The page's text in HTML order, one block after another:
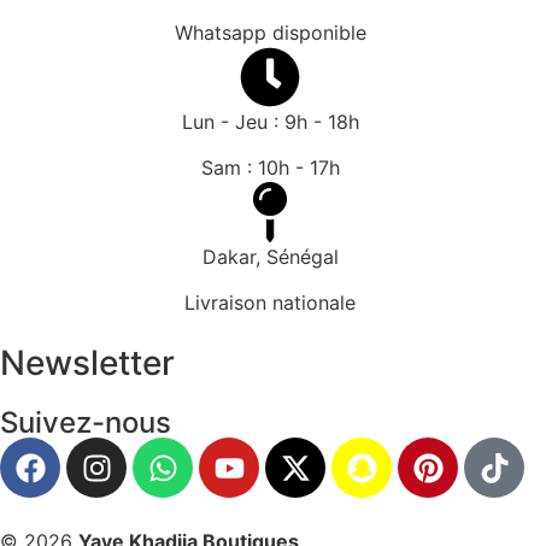
Whatsapp disponible
Lun - Jeu : 9h - 18h
Sam : 10h - 17h
Dakar, Sénégal
Livraison nationale
Newsletter
Suivez-nous